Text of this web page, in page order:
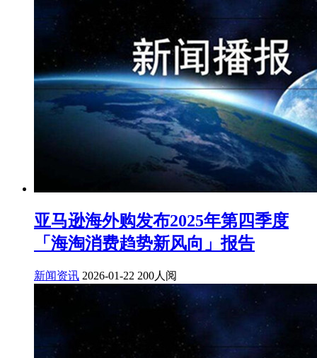
亚马逊海外购发布2025年第四季度
「海淘消费趋势新风向」报告
新闻资讯 2026-01-22 200人阅